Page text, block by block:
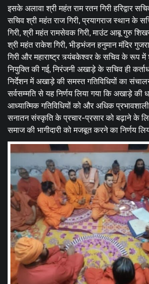
इसके अलावा श्री महंत राम रतन गिरी हरिद्वार
सचिव श्री महंत राज गिरी, प्रयागराज स्थान के
गिरी, श्री महंत रामसेवक गिरी, माउंट आबू गुरु
श्री महंत राकेश गिरी, भीड़भंजन हनुमान मंदिर
गिरी और महाराष्ट्र त्र्यंबकेश्वर के सचिव के रूप में
नियुक्ति की गई, निरंजनी अखाड़े के सचिव ही
निर्देशन में अखाड़े की समस्त गतिविधियों का
सर्वसम्मति से यह निर्णय लिया गया कि अखाड़े की
आध्यात्मिक गतिविधियों को और अधिक
सनातन संस्कृति के प्रचार-प्रसार को बढ़ाने के
समाज की भागीदारी को मजबूत करने का निर्णय